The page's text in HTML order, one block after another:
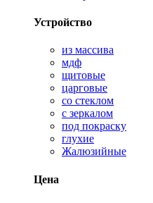
Устройство
из массива
мдф
щитовые
царговые
со стеклом
с зеркалом
под покраску
глухие
Жалюзийные
Цена